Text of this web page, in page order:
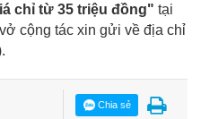
chỉ từ 35 triệu đồng" tại
cộng tác xin gửi về địa chỉ
Chia sẻ